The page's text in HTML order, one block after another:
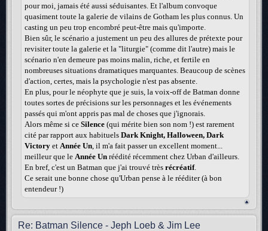
pour moi, jamais été aussi séduisantes. Et l'album convoque
quasiment toute la galerie de vilains de Gotham les plus connus. Un
casting un peu trop encombré peut-être mais qu'importe.
Bien sûr, le scénario a justement un peu des allures de prétexte pour
revisiter toute la galerie et la "liturgie" (comme dit l'autre) mais le
scénario n'en demeure pas moins malin, riche, et fertile en
nombreuses situations dramatiques marquantes. Beaucoup de scènes
d'action, certes, mais la psychologie n'est pas absente.
En plus, pour le néophyte que je suis, la voix-off de Batman donne
toutes sortes de précisions sur les personnages et les événements
passés qui m'ont appris pas mal de choses que j'ignorais.
Alors même si ce Silence (qui mérite bien son nom !) est rarement
cité par rapport aux habituels Dark Knight, Halloween, Dark
Victory et Année Un , il m'a fait passer un excellent moment...
meilleur que le Année Un réédité récemment chez Urban d'ailleurs.
En bref, c'est un Batman que j'ai trouvé très récréatif.
Ce serait une bonne chose qu'Urban pense à le rééditer (à bon
entendeur !)
Re: Batman Silence - Jeph Loeb & Jim Lee